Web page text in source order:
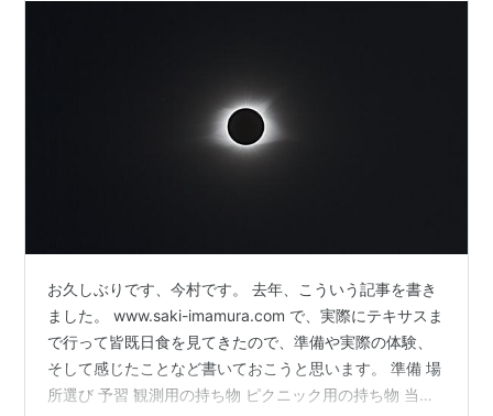
お久しぶりです、今村です。 去年、こういう記事を書き
ました。 www.saki-imamura.com で、実際にテキサスま
で行って皆既日食を見てきたので、準備や実際の体験、
そして感じたことなど書いておこうと思います。 準備 場
所選び 予習 観測用の持ち物 ピクニック用の持ち物 当日